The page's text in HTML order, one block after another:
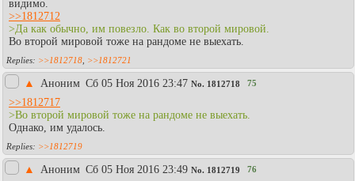
видимо.
>>1812712
>Да как обычно, им повезло. Как во второй мировой.
Во второй мировой тоже на рандоме не выехать.
>>1812718 >>1812721
▲ Аноним Сб 05 Ноя 2016 23:47 No. 1812718 75
>>1812717
>Во второй мировой тоже на рандоме не выехать.
Однако, им удалось.
>>1812719
▲ Аноним Сб 05 Ноя 2016 23:49 No. 1812719 76